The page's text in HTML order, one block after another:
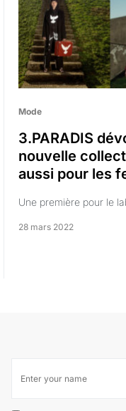
Mode
3.PARADIS
nouvelle
aussi pour les
Une première pour le
28 mars 2022